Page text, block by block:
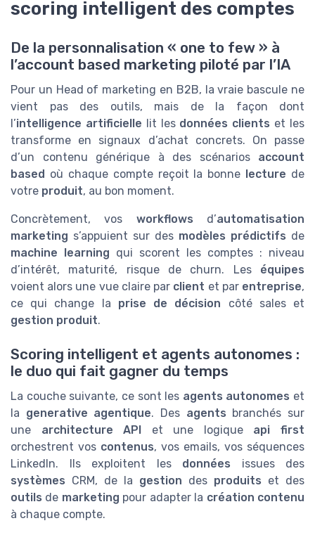
scoring intelligent des comptes
De la personnalisation « one to few » à
l’account based marketing piloté par l’IA
Pour un Head of marketing en B2B, la vraie bascule ne
vient pas des outils, mais de la façon dont
l’intelligence artificielle lit les données clients et les
transforme en signaux d’achat concrets. On passe
d’un contenu générique à des scénarios account
based où chaque compte reçoit la bonne lecture de
votre produit, au bon moment.
Concrètement, vos workflows d’automatisation
marketing s’appuient sur des modèles prédictifs de
machine learning qui scorent les comptes : niveau
d’intérêt, maturité, risque de churn. Les équipes
voient alors une vue claire par client et par entreprise,
ce qui change la prise de décision côté sales et
gestion produit.
Scoring intelligent et agents autonomes :
le duo qui fait gagner du temps
La couche suivante, ce sont les agents autonomes et
la generative agentique. Des agents branchés sur
une architecture API et une logique api first
orchestrent vos contenus, vos emails, vos séquences
LinkedIn. Ils exploitent les données issues des
systèmes CRM, de la gestion des produits et des
outils de marketing pour adapter la création contenu
à chaque compte.